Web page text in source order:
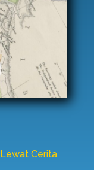
Cerita